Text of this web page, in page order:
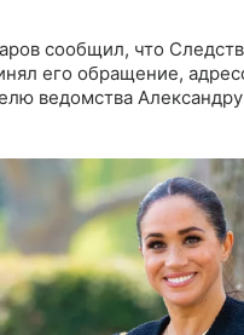
сообщил, что
его обращение,
ведомства